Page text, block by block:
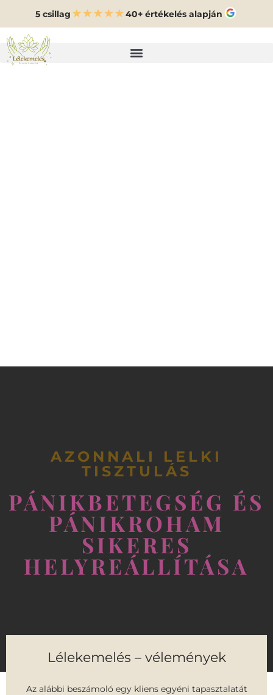
5 csillag 40+ értékelés alapján
AZONNALI LELKI
TISZTULÁS
PÁNIKBETEGSÉG ÉS
PÁNIKROHAM
SIKERES
HELYREÁLLÍTÁSA
Lélekemelés – vélemények
Az alábbi beszámoló egy kliens egyéni tapasztalatát